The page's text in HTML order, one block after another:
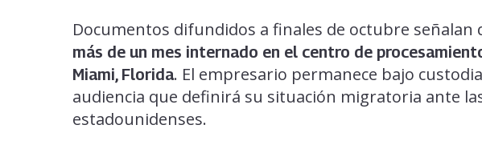
Documentos difundidos a finales de octubre señalan
más de un mes internado en el centro de
Miami, Florida. El empresario permanece bajo
audiencia que definirá su situación migratoria ante
estadounidenses.